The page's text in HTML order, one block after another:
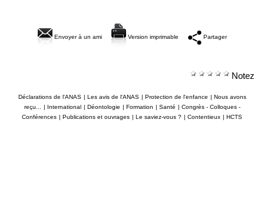
Envoyer à un ami Version imprimable Partager
Notez
Déclarations de l'ANAS | Les avis de l'ANAS | Protection de l'enfance | Nous avons
reçu...
| International | Déontologie | Formation | Santé | Congrès - Colloques -
Conférences | Publications et ouvrages | Le saviez-vous ? | Contentieux | HCTS